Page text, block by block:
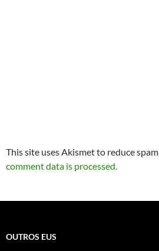
This site uses Akismet to reduce
comment data is processed.
OUTROS EUS